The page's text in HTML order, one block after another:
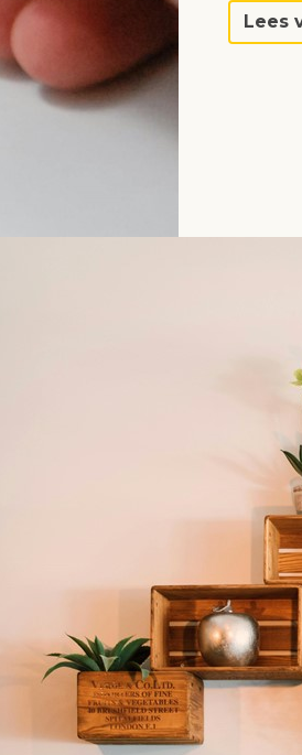
Lees